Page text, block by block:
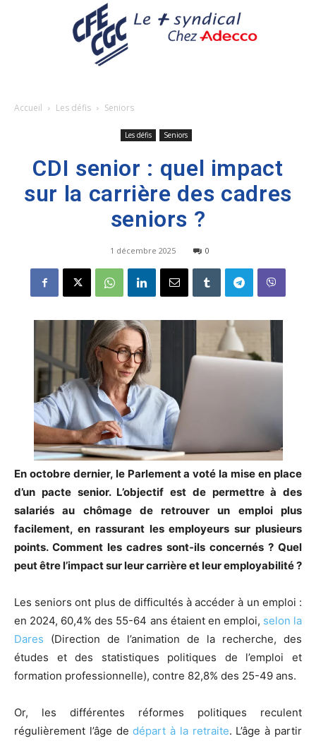
Accueil Les défis Seniors
Les défis Seniors
CDI senior : quel impact
sur la carrière des cadres
seniors ?
1 décembre 2025 0
En octobre dernier, le Parlement a voté la mise en place
d’un pacte senior. L’objectif est de permettre à des
salariés au chômage de retrouver un emploi plus
facilement, en rassurant les employeurs sur plusieurs
points. Comment les cadres sont-ils concernés ? Quel
peut être l’impact sur leur carrière et leur employabilité ?
Les seniors ont plus de difficultés à accéder à un emploi :
en 2024, 60,4% des 55-64 ans étaient en emploi, selon la
Dares (Direction de l’animation de la recherche, des
études et des statistiques politiques de l’emploi et
formation professionnelle), contre 82,8% des 25-49 ans.
Or, les différentes réformes politiques reculent
régulièrement l’âge dedépart à la retraite. L’âge à partir